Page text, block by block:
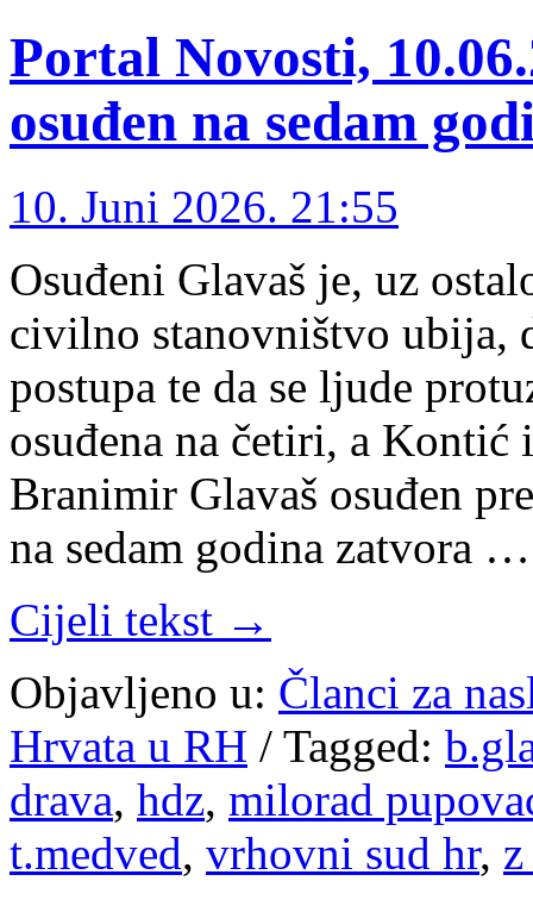
Portal Novosti,
osuđen na sedam
10. Juni 2026. 21:55
Osuđeni Glavaš je, uz
civilno stanovništvo ubija,
postupa te da se ljude
osuđena na četiri, a
Branimir Glavaš osuđen
na sedam godina zatvora …
Cijeli tekst →
Objavljeno u: Članci za
Hrvata u RH / Tagged:
drava, hdz, milorad
t.medved, vrhovni sud hr,